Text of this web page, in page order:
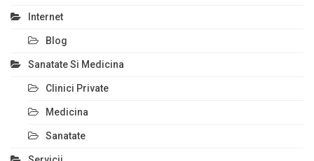
Internet
Blog
Sanatate Si Medicina
Clinici Private
Medicina
Sanatate